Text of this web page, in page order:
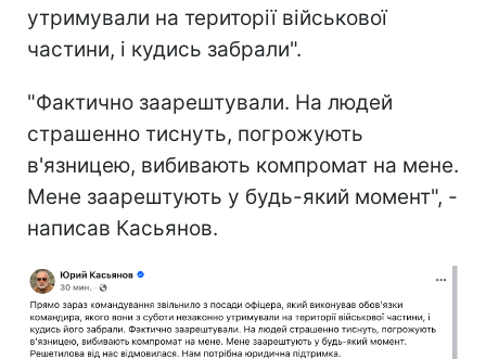
утримували на території військової
частини, і кудись забрали".
"Фактично заарештували. На людей
страшенно тиснуть, погрожують
в'язницею, вибивають компромат на мене.
Мене заарештують у будь-який момент", -
написав Касьянов.